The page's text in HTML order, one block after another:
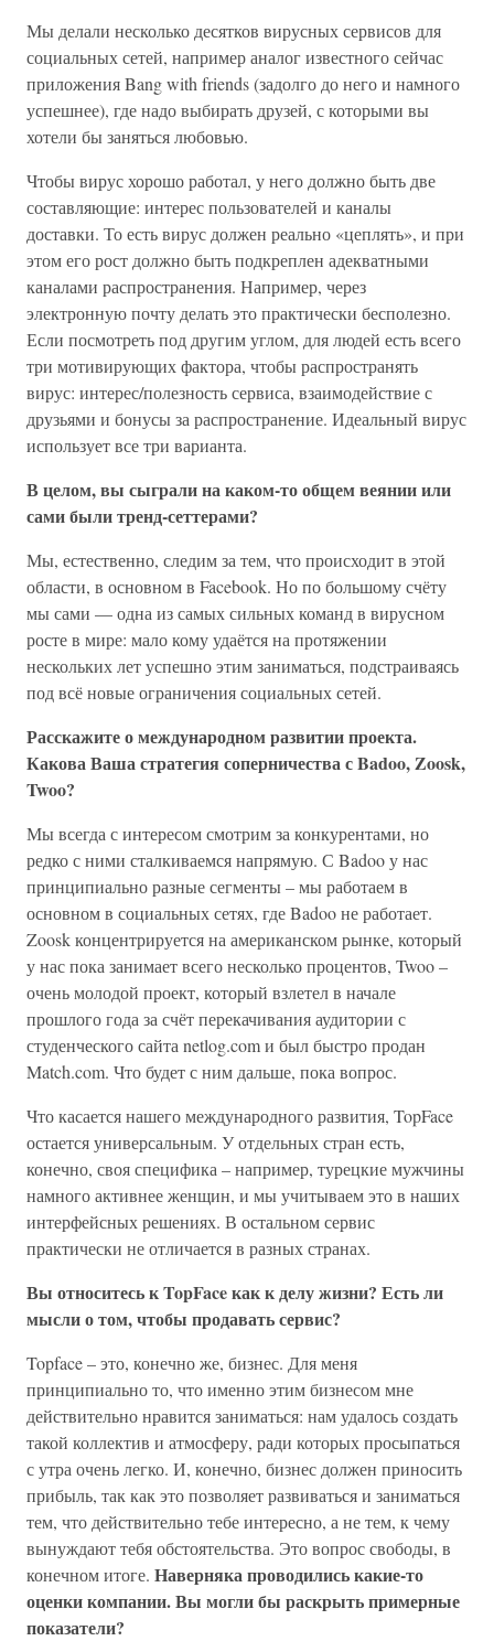
Мы делали несколько десятков вирусных сервисов для
социальных сетей, например аналог известного сейчас
приложения Bang with friends (задолго до него и намного
успешнее), где надо выбирать друзей, с которыми вы
хотели бы заняться любовью.
Чтобы вирус хорошо работал, у него должно быть две
составляющие: интерес пользователей и каналы
доставки. То есть вирус должен реально «цеплять», и при
этом его рост должно быть подкреплен адекватными
каналами распространения. Например, через
электронную почту делать это практически бесполезно.
Если посмотреть под другим углом, для людей есть всего
три мотивирующих фактора, чтобы распространять
вирус: интерес/полезность сервиса, взаимодействие с
друзьями и бонусы за распространение. Идеальный вирус
использует все три варианта.
В целом, вы сыграли на каком-то общем веянии или
сами были тренд-сеттерами?
Мы, естественно, следим за тем, что происходит в этой
области, в основном в Facebook. Но по большому счёту
мы сами — одна из самых сильных команд в вирусном
росте в мире: мало кому удаётся на протяжении
нескольких лет успешно этим заниматься, подстраиваясь
под всё новые ограничения социальных сетей.
Расскажите о международном развитии проекта.
Какова Ваша стратегия соперничества с Badoo, Zoosk,
Twoo?
Мы всегда с интересом смотрим за конкурентами, но
редко с ними сталкиваемся напрямую. С Badoo у нас
принципиально разные сегменты – мы работаем в
основном в социальных сетях, где Badoo не работает.
Zoosk концентрируется на американском рынке, который
у нас пока занимает всего несколько процентов, Twoo –
очень молодой проект, который взлетел в начале
прошлого года за счёт перекачивания аудитории с
студенческого сайта netlog.com и был быстро продан
Match.com. Что будет с ним дальше, пока вопрос.
Что касается нашего международного развития, TopFace
остается универсальным. У отдельных стран есть,
конечно, своя специфика – например, турецкие мужчины
намного активнее женщин, и мы учитываем это в наших
интерфейсных решениях. В остальном сервис
практически не отличается в разных странах.
Вы относитесь к TopFace как к делу жизни? Есть ли
мысли о том, чтобы продавать сервис?
Topface – это, конечно же, бизнес. Для меня
принципиально то, что именно этим бизнесом мне
действительно нравится заниматься: нам удалось создать
такой коллектив и атмосферу, ради которых просыпаться
с утра очень легко. И, конечно, бизнес должен приносить
прибыль, так как это позволяет развиваться и заниматься
тем, что действительно тебе интересно, а не тем, к чему
вынуждают тебя обстоятельства. Это вопрос свободы, в
конечном итоге. Наверняка проводились какие-то
оценки компании. Вы могли бы раскрыть примерные
показатели?